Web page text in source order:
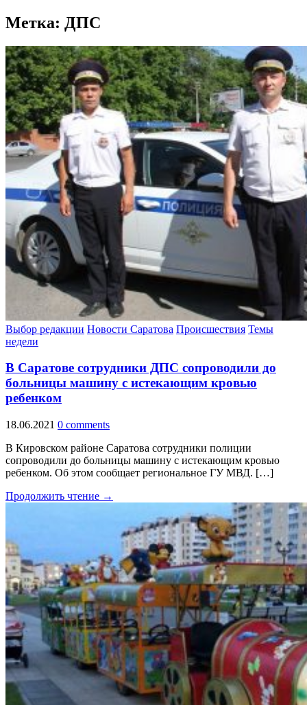
Метка: ДПС
Выбор редакции Новости Саратова Происшествия Темы
недели
В Саратове сотрудники ДПС сопроводили до
больницы машину с истекающим кровью
ребенком
18.06.2021 0 comments
В Кировском районе Саратова сотрудники полиции
сопроводили до больницы машину с истекающим кровью
ребенком. Об этом сообщает региональное ГУ МВД. […]
Продолжить чтение →